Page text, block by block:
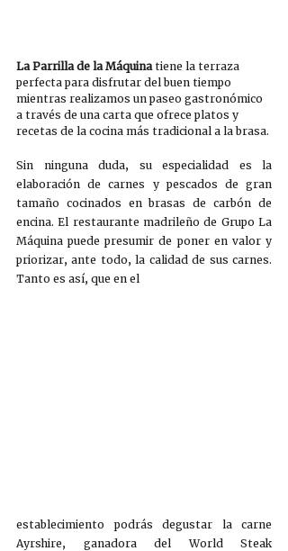
La Parrilla de la Máquina tiene la terraza
perfecta para disfrutar del buen tiempo
mientras realizamos un paseo gastronómico
a través de una carta que ofrece platos y
recetas de la cocina más tradicional a la brasa.
Sin ninguna duda, su especialidad es la
elaboración de carnes y pescados de gran
tamaño cocinados en brasas de carbón de
encina. El restaurante madrileño de Grupo La
Máquina puede presumir de poner en valor y
priorizar, ante todo, la calidad de sus carnes.
Tanto es así, que en el
establecimiento podrás degustar la carne
Ayrshire, ganadora del World Steak